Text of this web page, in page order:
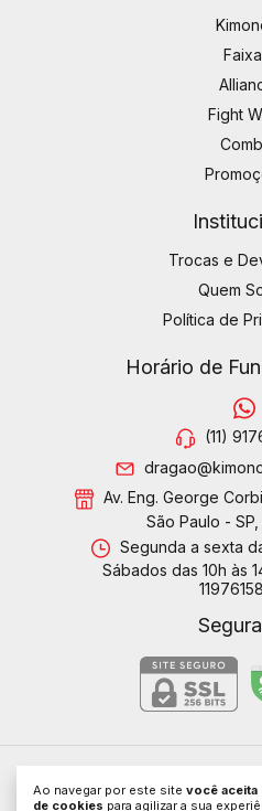
Ao navegar por este site você aceita
de cookies para agilizar a sua
Fight
Trocas e
Quem
Política de
Horário de
(11)
Av. Eng. George
São Paulo -
Segunda a sexta
Sábados das 10h às
Kimonos
©2026. Dragão Kimonos -